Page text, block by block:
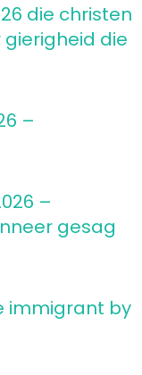
die christen
die
–
–
gesag
immigrant by